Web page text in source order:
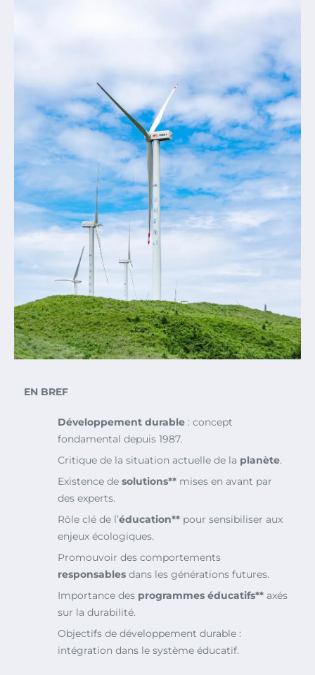
EN BREF
Développement durable : concept
fondamental depuis 1987.
Critique de la situation actuelle de la planète.
Existence de solutions** mises en avant par
des experts.
Rôle clé de l’éducation** pour sensibiliser aux
enjeux écologiques.
Promouvoir des comportements
responsables dans les générations futures.
Importance des programmes éducatifs** axés
sur la durabilité.
Objectifs de développement durable :
intégration dans le système éducatif.